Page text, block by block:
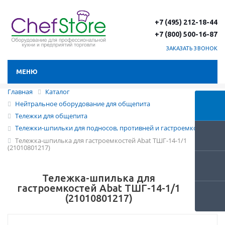
+7 (495) 212-18-44
+7 (800) 500-16-87
ЗАКАЗАТЬ ЗВОНОК
МЕНЮ
Главная
Каталог
Нейтральное оборудование для общепита
Тележки для общепита
Тележки-шпильки для подносов, противней и гастроемкостей
Тележка-шпилька для гастроемкостей Abat ТШГ-14-1/1
(21010801217)
Тележка-шпилька для
гастроемкостей Abat ТШГ-14-1/1
(21010801217)